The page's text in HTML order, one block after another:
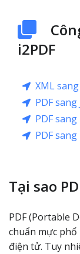
i2PDF
XML
PDF sang
PDF
PDF
Tại sao
PDF (Portable
chuẩn mực phổ
điện tử. Tuy